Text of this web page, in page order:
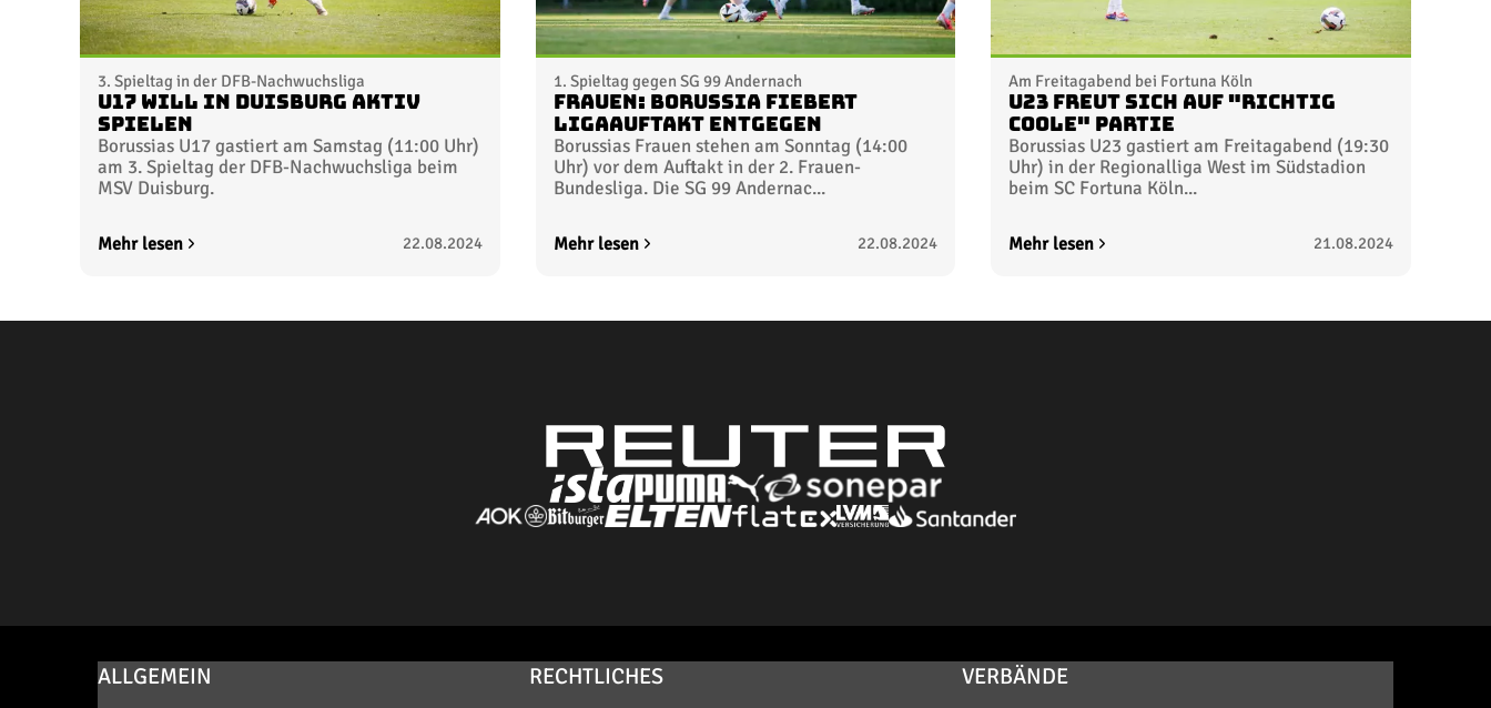
3. Spieltag in der DFB-Nachwuchsliga
U17 will in Duisburg aktiv
spielen
Borussias U17 gastiert am Samstag (11:00 Uhr)
am 3. Spieltag der DFB-Nachwuchsliga beim
MSV Duisburg.
Mehr lesen 22.08.2024
1. Spieltag gegen SG 99 Andernach
Frauen: Borussia fiebert
Ligaauftakt entgegen
Borussias Frauen stehen am Sonntag (14:00
Uhr) vor dem Auftakt in der 2. Frauen-
Bundesliga. Die SG 99 Andernac...
Mehr lesen 22.08.2024
Am Freitagabend bei Fortuna Köln
U23 freut sich auf "richtig
coole" Partie
Borussias U23 gastiert am Freitagabend (19:30
Uhr) in der Regionalliga West im Südstadion
beim SC Fortuna Köln...
Mehr lesen 21.08.2024
ALLGEMEIN RECHTLICHES VERBÄNDE